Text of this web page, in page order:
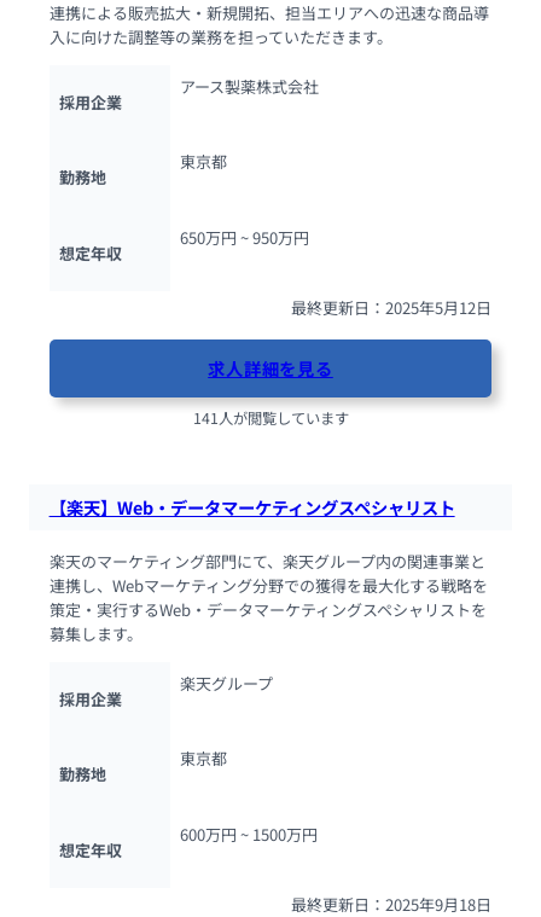
連携による販売拡大・新規開拓、担当エリアへの迅速な商品導
入に向けた調整等の業務を担っていただきます。
採用企業
アース製薬株式会社
勤務地
東京都
想定年収
650万円 ~ 950万円
最終更新日：2025年5月12日
求人詳細を見る
141人が閲覧しています
【楽天】Web・データマーケティングスペシャリスト
楽天のマーケティング部門にて、楽天グループ内の関連事業と
連携し、Webマーケティング分野での獲得を最大化する戦略を
策定・実行するWeb・データマーケティングスペシャリストを
募集します。
採用企業
楽天グループ
勤務地
東京都
想定年収
600万円 ~ 1500万円
最終更新日：2025年9月18日